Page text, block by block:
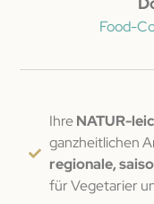
Food-
IhreNATUR-
ganzheitlichen
regionale,
für Vegetarier